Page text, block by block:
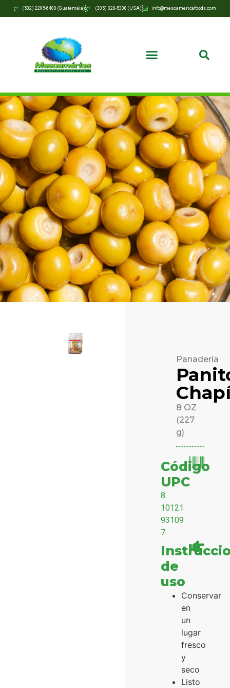
(502) 2295-6400 (Guatemala) (305) 320-5308 (USA) info@mesoamericafoods.com
Panadería
8 OZ
(227
g)
Código
UPC
8
10121
93109
7
de
uso
Conservar
en
un
lugar
fresco
y
seco
Listo